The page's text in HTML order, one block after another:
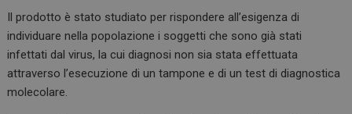
Il prodotto è stato studiato per rispondere all’esigenza di
individuare nella popolazione i soggetti che sono già stati
infettati dal virus, la cui diagnosi non sia stata effettuata
attraverso l’esecuzione di un tampone e di un test di diagnostica
molecolare.